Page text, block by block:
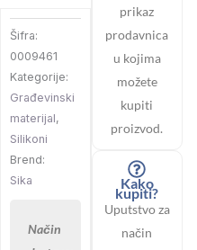
Šifra:
0009461
Kategorije:
Građevinski
materijal,
Silikoni
Brend:
Sika
Način
prikaz
prodavnica
u kojima
možete
kupiti
proizvod.
Kako
kupiti?
Uputstvo za
način